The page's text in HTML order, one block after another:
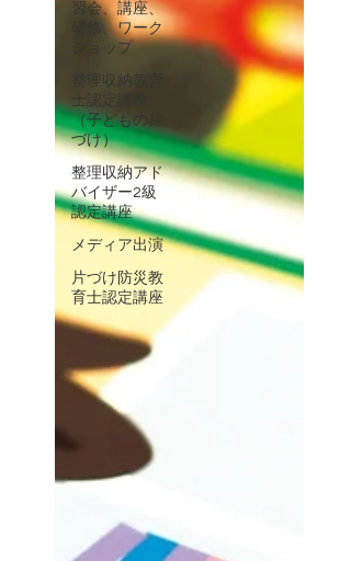
習会、講座、
研修、ワーク
ショップ
整理収納教育
士認定講座
（子どもの片
づけ）
整理収納アド
バイザー2級
認定講座
メディア出演
片づけ防災教
育士認定講座